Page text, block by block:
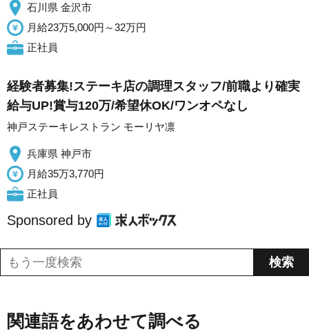
石川県 金沢市
月給23万5,000円～32万円
正社員
経験者募集!ステーキ店の調理スタッフ/前職より確実
給与UP!賞与120万/希望休OK/ワンオペなし
神戸ステーキレストラン モーリヤ凛
兵庫県 神戸市
月給35万3,770円
正社員
Sponsored by
関連語をあわせて調べる